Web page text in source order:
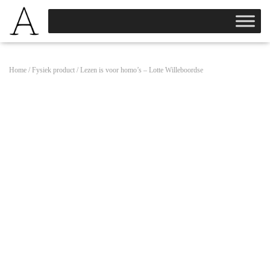
Home / Fysiek product / Lezen is voor homo’s – Lotte Willeboordse